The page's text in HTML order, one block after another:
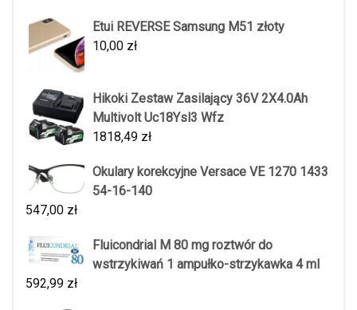
Etui REVERSE Samsung M51 złoty
10,00 zł
Hikoki Zestaw Zasilający 36V 2X4.0Ah
Multivolt Uc18Ysl3 Wfz
1818,49 zł
Okulary korekcyjne Versace VE 1270 1433
54-16-140
547,00 zł
Fluicondrial M 80 mg roztwór do
wstrzykiwań 1 ampułko-strzykawka 4 ml
592,99 zł